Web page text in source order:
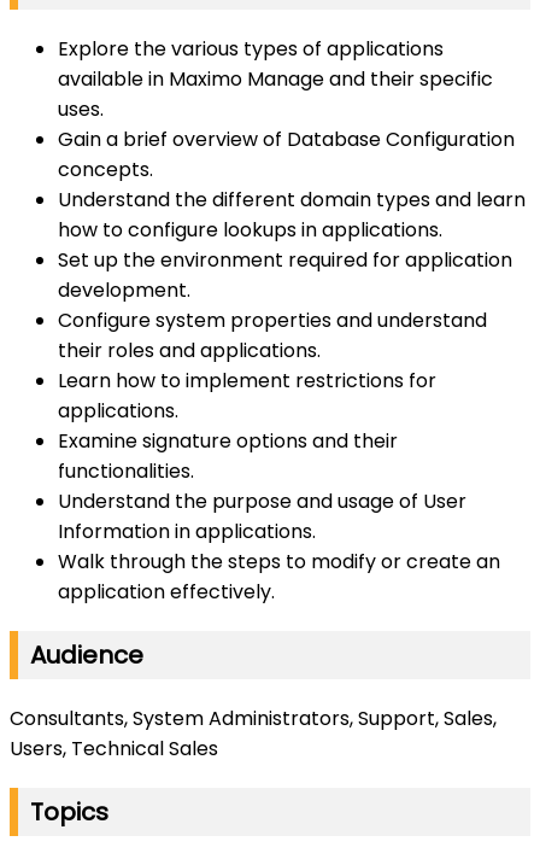
Explore the various types of applications
available in Maximo Manage and their specific
uses.
Gain a brief overview of Database Configuration
concepts.
Understand the different domain types and learn
how to configure lookups in applications.
Set up the environment required for application
development.
Configure system properties and understand
their roles and applications.
Learn how to implement restrictions for
applications.
Examine signature options and their
functionalities.
Understand the purpose and usage of User
Information in applications.
Walk through the steps to modify or create an
application effectively.
Audience
Consultants, System Administrators, Support, Sales,
Users, Technical Sales
Topics